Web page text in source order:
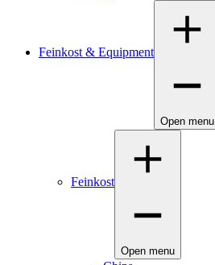
Feinkost & Equipment
Open menu
Feinkost
Open menu